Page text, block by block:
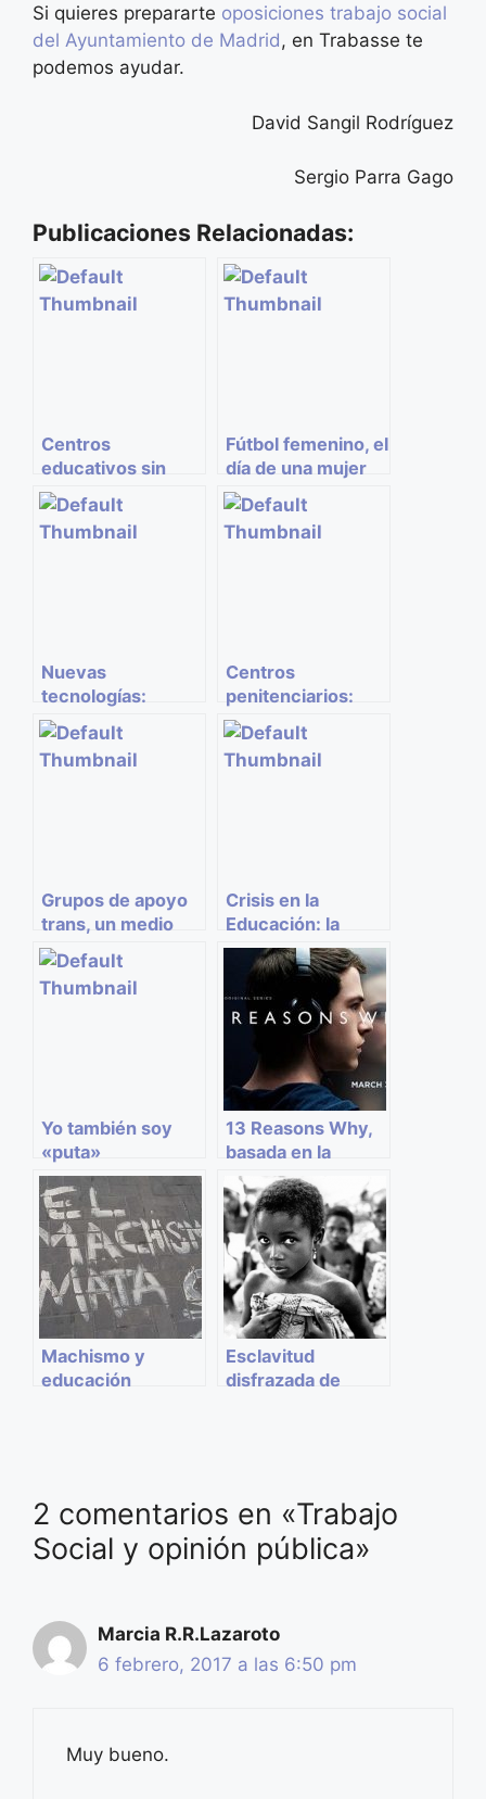
Si quieres prepararte oposiciones trabajo social
del Ayuntamiento de Madrid, en Trabasse te
podemos ayudar.
David Sangil Rodríguez
Sergio Parra Gago
Publicaciones Relacionadas:
Centros
educativos sin
trabajadores
sociales
Fútbol femenino, el
día de una mujer
en el campo
Nuevas
tecnologías:
¿Estamos dejando
de ser humanos?
Centros
penitenciarios:
Dentro y fuera,
¡haz lo correcto!
Grupos de apoyo
trans, un medio
para la
autoaceptación
Crisis en la
Educación: la
reválida
Yo también soy
«puta»
13 Reasons Why,
basada en la
novela de Jay
Asher
Machismo y
educación
Esclavitud
disfrazada de
2 comentarios en «Trabajo
Social y opinión pública»
Marcia R.R.Lazaroto
6 febrero, 2017 a las 6:50 pm
Muy bueno.